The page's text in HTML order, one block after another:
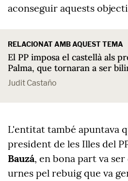
aconseguir aquests
RELACIONAT AMB AQUEST TEMA
El PP imposa el castellà als
Palma, que tornaran a ser
Judit Castaño
L'entitat també apuntava
president de les Illes del
Bauzá, en bona part va
urnes pel rebuig que va